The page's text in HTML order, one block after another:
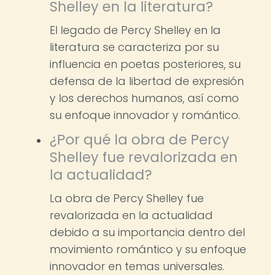
Shelley en la literatura?
El legado de Percy Shelley en la
literatura se caracteriza por su
influencia en poetas posteriores, su
defensa de la libertad de expresión
y los derechos humanos, así como
su enfoque innovador y romántico.
¿Por qué la obra de Percy
Shelley fue revalorizada en
la actualidad?
La obra de Percy Shelley fue
revalorizada en la actualidad
debido a su importancia dentro del
movimiento romántico y su enfoque
innovador en temas universales.